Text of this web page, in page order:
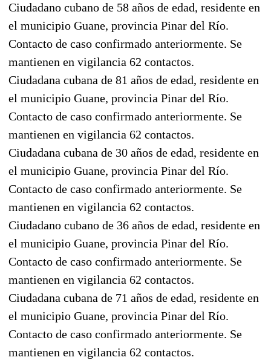
Ciudadano cubano de 58 años de edad, residente en
el municipio Guane, provincia Pinar del Río.
Contacto de caso confirmado anteriormente. Se
mantienen en vigilancia 62 contactos.
Ciudadana cubana de 81 años de edad, residente en
el municipio Guane, provincia Pinar del Río.
Contacto de caso confirmado anteriormente. Se
mantienen en vigilancia 62 contactos.
Ciudadana cubana de 30 años de edad, residente en
el municipio Guane, provincia Pinar del Río.
Contacto de caso confirmado anteriormente. Se
mantienen en vigilancia 62 contactos.
Ciudadano cubano de 36 años de edad, residente en
el municipio Guane, provincia Pinar del Río.
Contacto de caso confirmado anteriormente. Se
mantienen en vigilancia 62 contactos.
Ciudadana cubana de 71 años de edad, residente en
el municipio Guane, provincia Pinar del Río.
Contacto de caso confirmado anteriormente. Se
mantienen en vigilancia 62 contactos.